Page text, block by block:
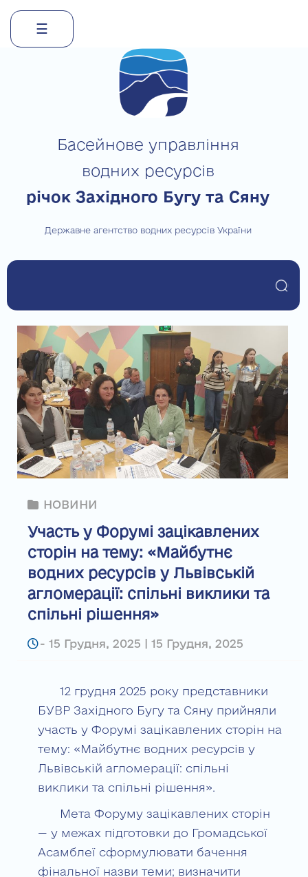
☰
Басейнове управління
водних ресурсів
річок Західного Бугу та Сяну
Державне агентство водних ресурсів України
НОВИНИ
Участь у Форумі зацікавлених
сторін на тему: «Майбутнє
водних ресурсів у Львівській
агломерації: спільні виклики та
спільні рішення»
- 15 Грудня, 2025 | 15 Грудня, 2025
12 грудня 2025 року представники
БУВР Західного Бугу та Сяну прийняли
участь у Форумі зацікавлених сторін на
тему: «Майбутнє водних ресурсів у
Львівській агломерації: спільні
виклики та спільні рішення».
Мета Форуму зацікавлених сторін
— у межах підготовки до Громадської
Асамблеї сформулювати бачення
фінальної назви теми; визначити